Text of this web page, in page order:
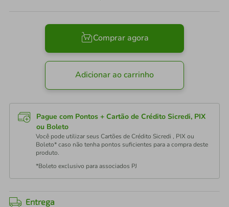
Comprar agora
Adicionar ao carrinho
Pague com Pontos + Cartão de Crédito Sicredi, PIX
ou Boleto
Você pode utilizar seus Cartões de Crédito Sicredi , PIX ou
Boleto* caso não tenha pontos suficientes para a compra deste
produto.
*Boleto exclusivo para associados PJ
Entrega